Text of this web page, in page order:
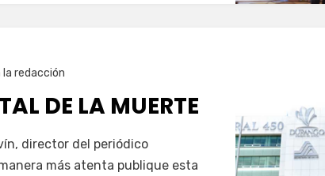
la redacción
DE LA MUERTE
director del periódico
más atenta publique esta